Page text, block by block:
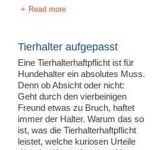
Read more
Tierhalter aufgepasst
Eine Tierhalterhaftpflicht ist für
Hundehalter ein absolutes Muss.
Denn ob Absicht oder nicht:
Geht durch den vierbeinigen
Freund etwas zu Bruch, haftet
immer der Halter. Warum das so
ist, was die Tierhalterhaftpflicht
leistet, welche kuriosen Urteile